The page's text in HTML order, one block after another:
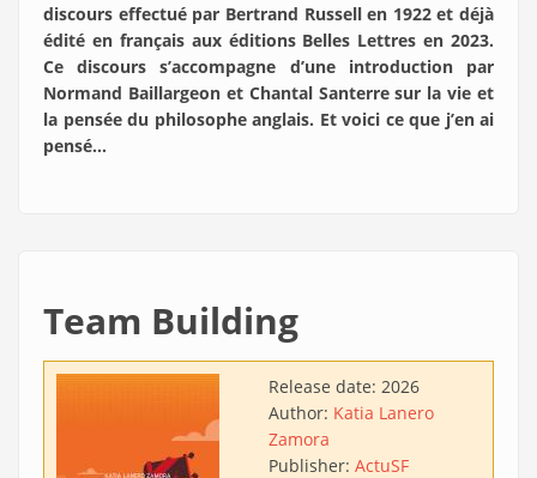
discours effectué par Bertrand Russell en 1922 et déjà
édité en français aux éditions Belles Lettres en 2023.
Ce discours s’accompagne d’une introduction par
Normand Baillargeon et Chantal Santerre sur la vie et
la pensée du philosophe anglais. Et voici ce que j’en ai
pensé…
Team Building
Release date: 2026
Author: Katia Lanero
Zamora
Publisher: ActuSF